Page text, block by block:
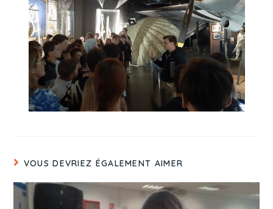
VOUS DEVRIEZ ÉGALEMENT AIMER